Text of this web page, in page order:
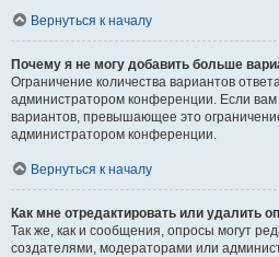
Вернуться к началу
Почему я не могу добавить больше
Ограничение количества вариантов
администратором конференции. Если вам
вариантов, превышающее это
администратором конференции.
Вернуться к началу
Как мне отредактировать или удалить
Так же, как и сообщения, опросы могут
создателями, модераторами или